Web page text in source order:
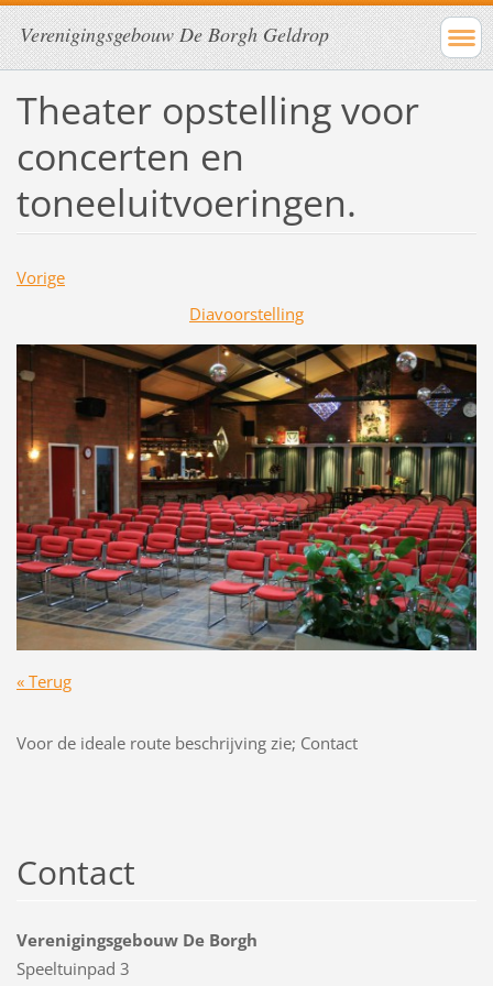
Verenigingsgebouw De Borgh Geldrop
Theater opstelling voor
concerten en
toneeluitvoeringen.
Vorige
Diavoorstelling
« Terug
Voor de ideale route beschrijving zie; Contact
Contact
Verenigingsgebouw De Borgh
Speeltuinpad 3